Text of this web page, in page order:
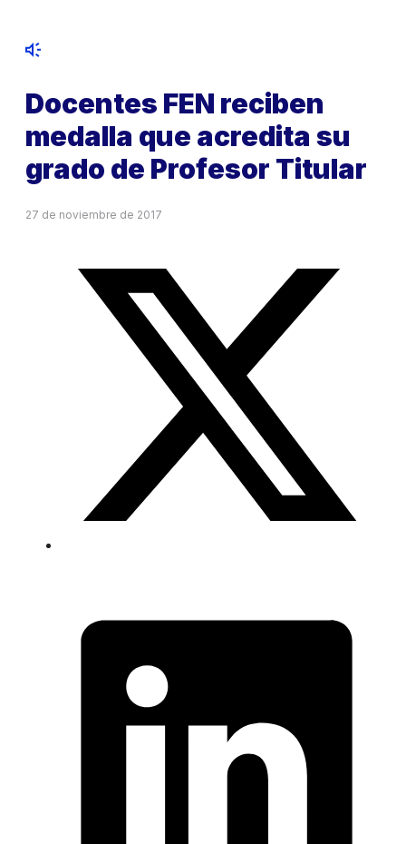
Docentes FEN reciben
medalla que acredita su
grado de Profesor Titular
27 de noviembre de 2017